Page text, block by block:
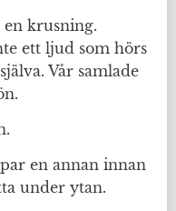
en krusning.
ett ljud som hörs
Vår samlade
en annan innan
under ytan.